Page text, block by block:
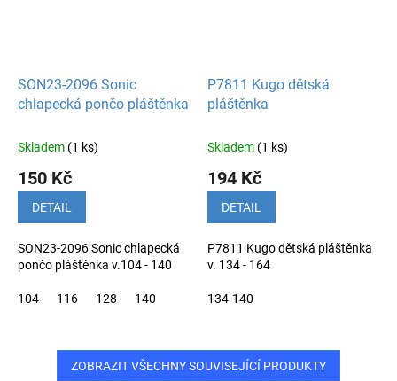
SON23-2096 Sonic
chlapecká pončo pláštěnka
Skladem (1 ks)
150 Kč
DETAIL
SON23-2096 Sonic chlapecká
pončo pláštěnka v.104 - 140
104 116 128 140
P7811 Kugo dětská
pláštěnka
Skladem (1 ks)
194 Kč
DETAIL
P7811 Kugo dětská pláštěnka
v. 134 - 164
134-140
ZOBRAZIT VŠECHNY SOUVISEJÍCÍ PRODUKTY